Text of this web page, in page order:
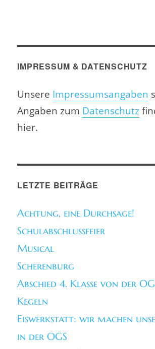
IMPRESSUM & DATENSCHUTZ
Unsere Impressumsangaben
Angaben zum Datenschutz
hier.
LETZTE BEITRÄGE
Achtung, eine Durchsage!
Schulabschlussfeier
Musical
Scherenburg
Abschied 4. Klasse von der
Kegeln
Eiswerkstatt: wir machen
in der OGS